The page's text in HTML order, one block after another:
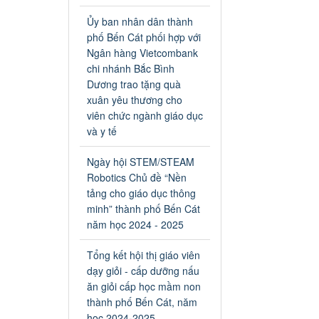
tại các cơ sở giáo dục trên địa
bàn thị xã Bến Cát
Ngày ban hành: 04/03/2024
Kế hoạch thực hiện Chỉ thị
số 16/CT-TTg ngày
27/05/2023 của Thủ tướng
Chính phủ về tăng cường
phòng ngừa, đấu tranh tội
liên quan đến hoạt động tổ
chức đánh bạc và đánh bạc
Kế hoạch thực hiện Chỉ thị số
16/CT-TTg ngày 27/05/2023
của Thủ tướng Chính phủ về
tăng cường phòng ngừa, đấu
tranh tội phạm, vi phạm pháp
luật liên quan đến hoạt động
tổ chức đánh bạc và đánh bạc
Ngày ban hành: 04/03/2024
Ủy ban nhân dân thành
phố Bến Cát phối hợp với
Ngân hàng Vietcombank
chi nhánh Bắc Bình
Dương trao tặng quà
xuân yêu thương cho
viên chức ngành giáo dục
và y tế
Ngày hội STEM/STEAM
Robotics Chủ đề “Nền
tảng cho giáo dục thông
minh” thành phố Bến Cát
năm học 2024 - 2025
Tổng kết hội thị giáo viên
dạy giỏi - cấp dưỡng nấu
ăn giỏi cấp học mầm non
thành phố Bến Cát, năm